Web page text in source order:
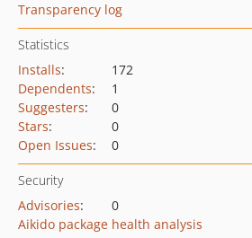
Transparency log
Statistics
Installs:
172
Dependents:
1
Suggesters:
0
Stars:
0
Open Issues: 0
Security
Advisories:
0
Aikido package health analysis